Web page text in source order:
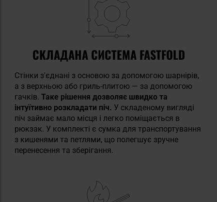
СКЛАДАНА СИСТЕМА FASTFOLD
Стінки з'єднані з основою за допомогою шарнірів,
а з верхньою або гриль-плитою — за допомогою
гачків. Таке рішення дозволяє швидко та
інтуїтивно розкладати піч. У складеному вигляді
піч займає мало місця і легко поміщається в
рюкзак. У комплекті є сумка для транспортування
з кишенями та петлями, що полегшує зручне
перенесення та зберігання.